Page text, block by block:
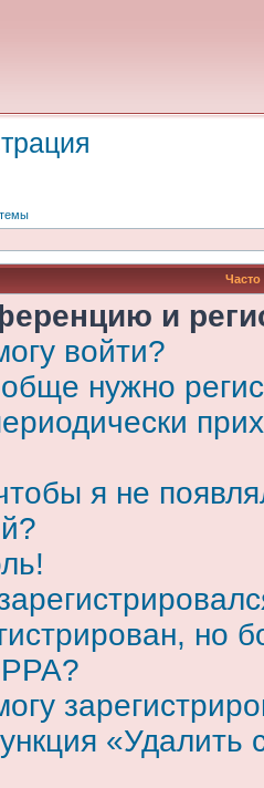
и
войти?
нужно
я не
но
«Удалить